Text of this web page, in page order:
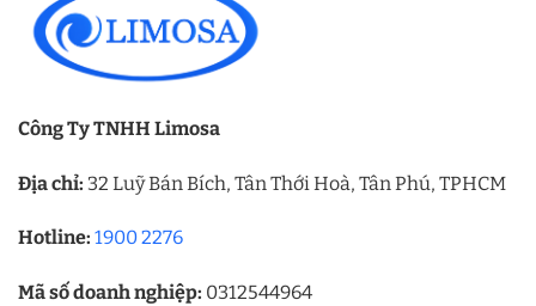
Công Ty TNHH Limosa
Địa chỉ: 32 Luỹ Bán Bích, Tân Thới Hoà, Tân Phú, TPHCM
Hotline: 1900 2276
Mã số doanh nghiệp: 0312544964